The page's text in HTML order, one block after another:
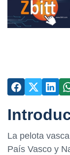
La pelota
País Vasco y